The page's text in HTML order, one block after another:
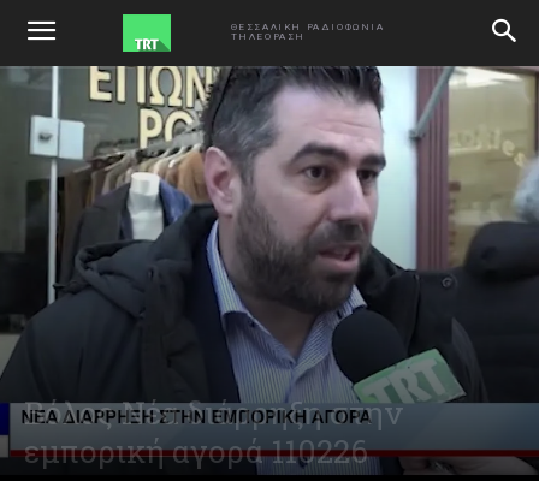
ΘΕΣΣΑΛΙΚΗ ΡΑΔΙΟΦΩΝΙΑ
ΤΗΛΕΟΡΑΣΗ
ΑΡΧΙΚΗ
Βόλος Νέα διάρρηξη στην
εμπορική αγορά 110226